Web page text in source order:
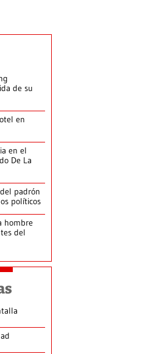
de su
en
en el
De La
padrón
políticos
hombre
del